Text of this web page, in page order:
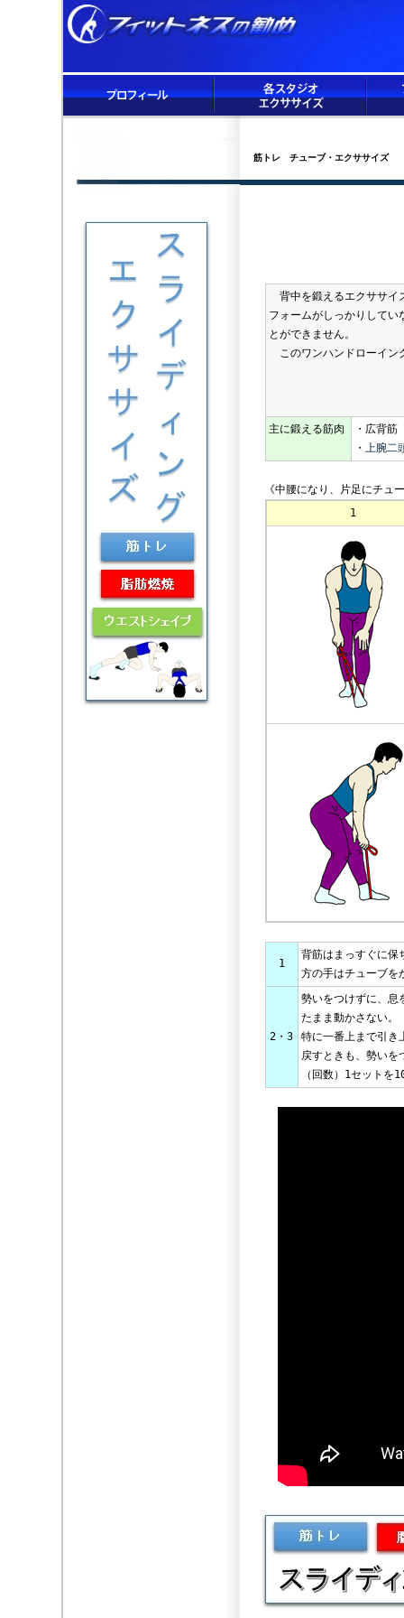
筋トレ チューブ・エクササイズ
背中を鍛えるエクササイ
フォームがしっかりしてい
とができません。
このワンハンドローイン
主に鍛える筋肉
・広背
・ 上腕二
《中腰になり、片足にチュ
1
1
背筋はまっすぐに保
方の手はチューブを
2・3
勢いをつけずに、息
たまま動かさない。
特に一番上まで引き
戻すときも、勢いを
（回数）1セットを